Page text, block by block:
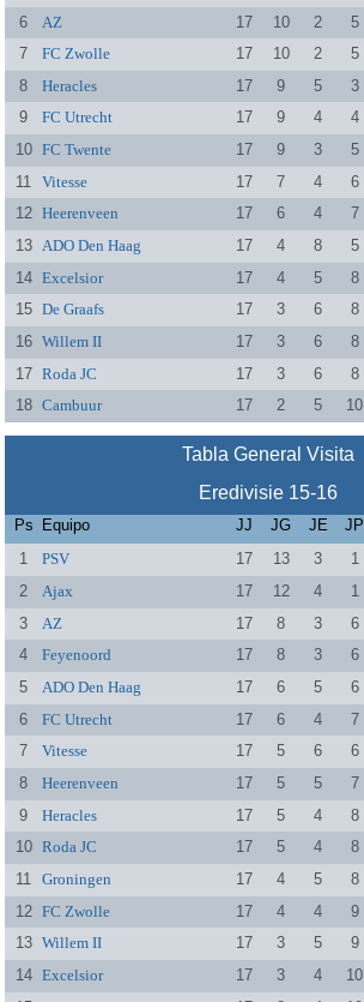
6
AZ 17 10 2 5
7
FC Zwolle 17 10 2 5
8
Heracles 17 9 5 3
9
FC Utrecht 17 9 4 4
10 FC Twente 17 9 3 5
11
Vitesse 17 7 4 6
12 Heerenveen 17 6 4 7
13 ADO Den Haag 17 4 8 5
14 Excelsior 17 4 5 8
15 De Graafs 17 3 6 8
16 Willem II 17 3 6 8
17 Roda JC 17 3 6 8
18 Cambuur 17 2 5 10
Tabla General Visita
Eredivisie 15-16
Ps Equipo JJ JG JE JP
1
PSV 17 13 3 1
2
Ajax 17 12 4 1
3
AZ 17 8 3 6
4
Feyenoord 17 8 3 6
5
ADO Den Haag 17 6 5 6
6
FC Utrecht 17 6 4 7
7
Vitesse 17 5 6 6
8
Heerenveen 17 5 5 7
9
Heracles 17 5 4 8
10 Roda JC 17 5 4 8
11
Groningen 17 4 5 8
12 FC Zwolle 17 4 4 9
13 Willem II 17 3 5 9
14 Excelsior 17 3 4 10